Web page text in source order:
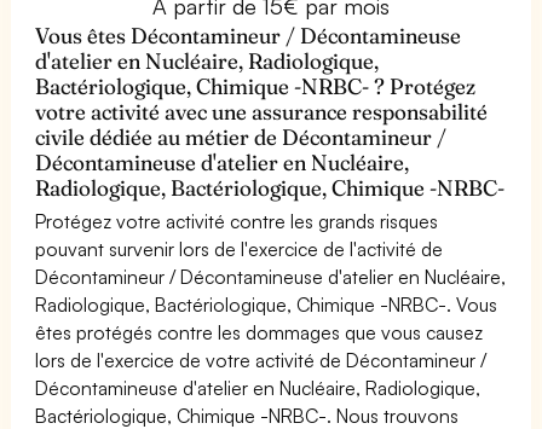
À partir de 15€ par mois
Vous êtes Décontamineur / Décontamineuse
d'atelier en Nucléaire, Radiologique,
Bactériologique, Chimique -NRBC- ? Protégez
votre activité avec une assurance responsabilité
civile dédiée au métier de Décontamineur /
Décontamineuse d'atelier en Nucléaire,
Radiologique, Bactériologique, Chimique -NRBC-
Protégez votre activité contre les grands risques
pouvant survenir lors de l'exercice de l'activité de
Décontamineur / Décontamineuse d'atelier en Nucléaire,
Radiologique, Bactériologique, Chimique -NRBC-. Vous
êtes protégés contre les dommages que vous causez
lors de l'exercice de votre activité de Décontamineur /
Décontamineuse d'atelier en Nucléaire, Radiologique,
Bactériologique, Chimique -NRBC-. Nous trouvons